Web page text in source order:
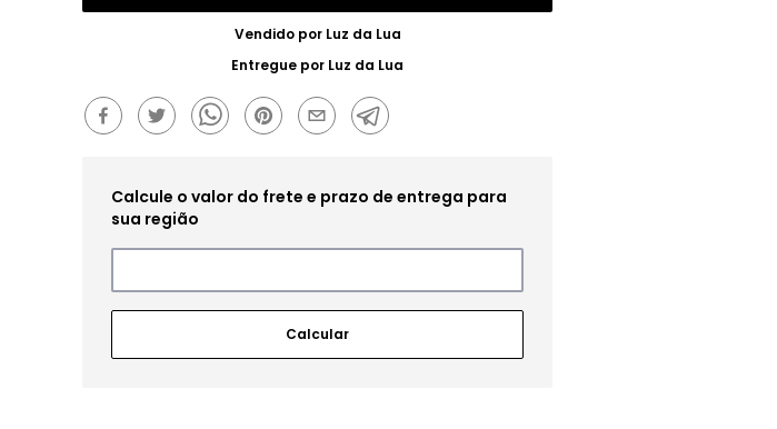
Vendido por Luz da Lua
Entregue por Luz da Lua